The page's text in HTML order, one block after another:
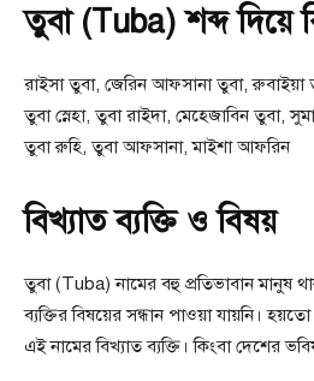
তুবা (Tuba) শব্দ দিয়ে
রাইসা তুবা, জেরিন আফসানা তুবা, রুবাইয়া
তুবা স্নেহা, তুবা রাইদা, মেহেজাবিন তুবা,
তুবা রুহি, তুবা আফসানা, মাইশা আফরিন
বিখ্যাত ব্যক্তি ও বিষয়
তুবা (Tuba) নামের বহু প্রতিভাবান মানুষ
ব্যক্তির বিষয়ের সন্ধান পাওয়া যায়নি।
এই নামের বিখ্যাত ব্যক্তি। কিংবা দেশের